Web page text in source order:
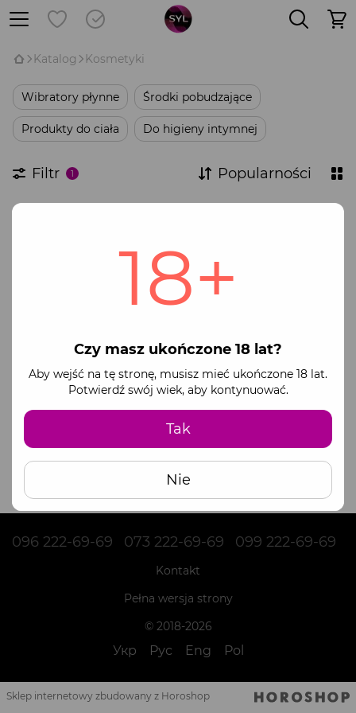
18+
Czy masz ukończone 18 lat?
Aby wejść na tę stronę, musisz mieć ukończone 18 lat.
Potwierdź swój wiek, aby kontynuować.
Tak
Nie
Katalog Kosmetyki
Wibratory płynne Środki pobudzające
Produkty do ciała Do higieny intymnej
Filtr 1 Popularności
096 222-69-69 073 222-69-69 099 222-69-69
Kontakt
Pełna wersja strony
© 2018-2026
Укр Рус Eng Pol
Sklep internetowy zbudowany z Horoshop